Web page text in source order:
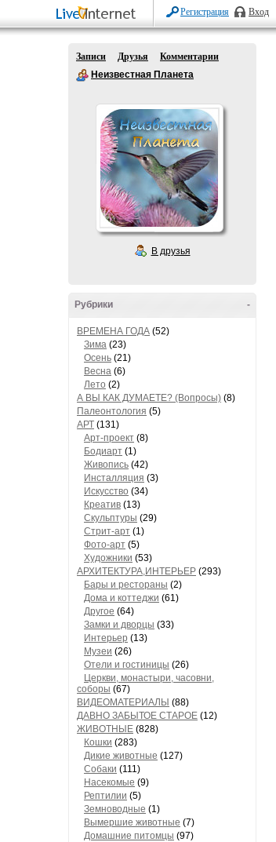
Регистрация Вход
Записи Друзья
Комментарии
Неизвестная Планета
В друзья
-
Рубрики
ВРЕМЕНА ГОДА (52)
Зима (23)
Осень (21)
Весна (6)
Лето (2)
А ВЫ КАК ДУМАЕТЕ? (Вопросы) (8)
Палеонтология (5)
АРТ (131)
Арт-проект (8)
Бодиарт (1)
Живопись (42)
Инсталляция (3)
Искусство (34)
Креатив (13)
Скульптуры (29)
Стрит-арт (1)
Фото-арт (5)
Художники (53)
АРХИТЕКТУРА,ИНТЕРЬЕР (293)
Бары и рестораны (2)
Дома и коттеджи (61)
Другое (64)
Замки и дворцы (33)
Интерьер (13)
Музеи (26)
Отели и гостиницы (26)
Церкви, монастыри, часовни,
соборы (67)
ВИДЕОМАТЕРИАЛЫ (88)
ДАВНО ЗАБЫТОЕ СТАРОЕ (12)
ЖИВОТНЫЕ (828)
Кошки (283)
Дикие животные (127)
Собаки (111)
Насекомые (9)
Рептилии (5)
Земноводные (1)
Вымершие животные (7)
Домашние питомцы (97)